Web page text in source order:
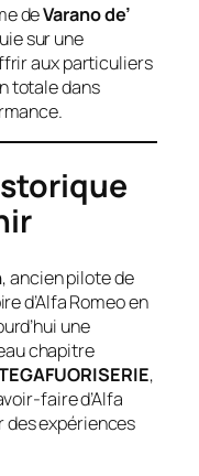
deVarano de’
sur une
aux particuliers
totale dans
, ancien pilote de
d’Alfa Romeo en
une
chapitre
,
faire d’Alfa
des expériences